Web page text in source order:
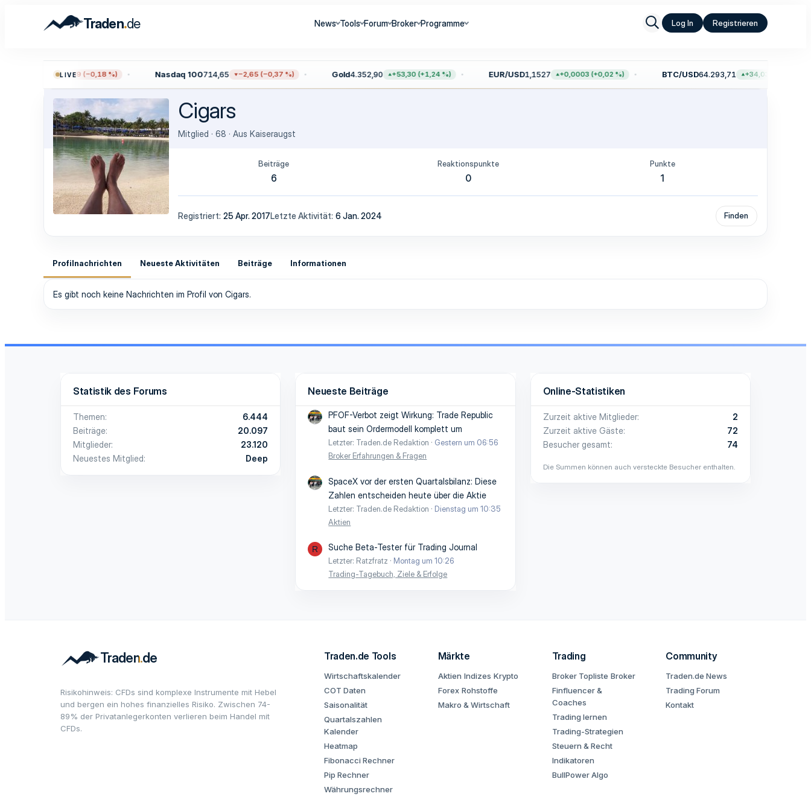
Traden.de News Tools Forum Broker Programme Log In Registrieren
LIVE
−13,59 (−0,18 %) Nasdaq 100714,65 −2,65 (−0,37 %) Gold4.352,90 +53,30 (+1,24 %) EUR/USD1,1527 +0,0003 (+0,02 %) BTC/USD64.293,71 +34,03 (+0,05 %)
Cigars
Mitglied · 68 · Aus Kaiseraugst
Beiträge
6
Reaktionspunkte
0
Punkte
1
Registriert 25 Apr. 2017Letzte Aktivität 6 Jan. 2024 Finden
Profilnachrichten Neueste Aktivitäten Beiträge Informationen
Es gibt noch keine Nachrichten im Profil von Cigars.
Statistik des Forums
Themen
6.444
Beiträge
20.097
Mitglieder
23.120
Neuestes Mitglied
Deep
Neueste Beiträge
PFOF-Verbot zeigt Wirkung: Trade Republic
baut sein Ordermodell komplett um
Letzter: Traden.de Redaktion
Gestern um 06:56
Broker Erfahrungen & Fragen
SpaceX vor der ersten Quartalsbilanz: Diese
Zahlen entscheiden heute über die Aktie
Letzter: Traden.de Redaktion
Dienstag um 10:35
Aktien
R Suche Beta-Tester für Trading Journal
Letzter: Ratzfratz
Montag um 10:26
Trading-Tagebuch, Ziele & Erfolge
Online-Statistiken
Zurzeit aktive Mitglieder
2
Zurzeit aktive Gäste
72
Besucher gesamt
74
Die Summen können auch versteckte Besucher enthalten.
Risikohinweis: CFDs sind komplexe Instrumente mit Hebel
und bergen ein hohes finanzielles Risiko. Zwischen 74-
89% der Privatanlegerkonten verlieren beim Handel mit
CFDs.
Traden.de Tools
Wirtschaftskalender
COT Daten
Saisonalität
Quartalszahlen
Kalender
Heatmap
Fibonacci Rechner
Pip Rechner
Währungsrechner
Märkte
Aktien Indizes Krypto
Forex Rohstoffe
Makro & Wirtschaft
Trading
Broker Topliste Broker
Finfluencer &
Coaches
Trading lernen
Trading-Strategien
Steuern & Recht
Indikatoren
BullPower Algo
Community
Traden.de News
Trading Forum
Kontakt